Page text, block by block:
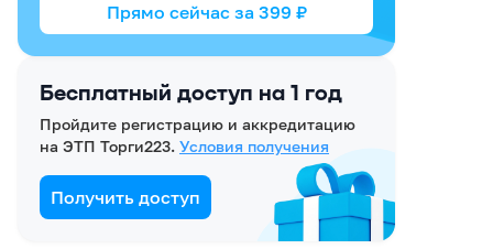
Бесплатный доступ на 1 год
Пройдите регистрацию и аккредитацию
на ЭТП Торги223. Условия получения
Получить доступ
Прямо сейчас за 399 ₽